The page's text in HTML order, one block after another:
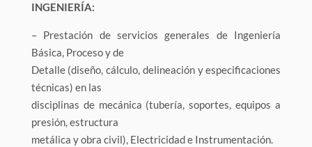
INGENIERÍA:
– Prestación de servicios generales de Ingeniería
Básica, Proceso y de
Detalle (diseño, cálculo, delineación y especificaciones
técnicas) en las
disciplinas de mecánica (tubería, soportes, equipos a
presión, estructura
metálica y obra civil), Electricidad e Instrumentación.